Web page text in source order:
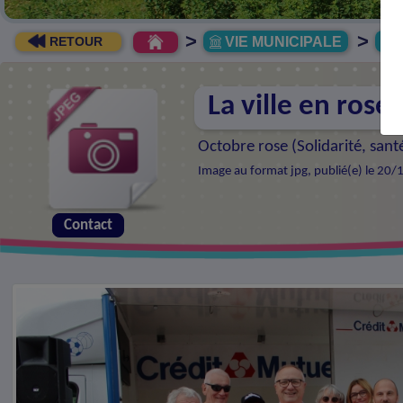
RETOUR > VIE MUNICIPALE >
La ville en rose
Octobre rose (Solidarité,
Image au format jpg, publié(e) le
Contact